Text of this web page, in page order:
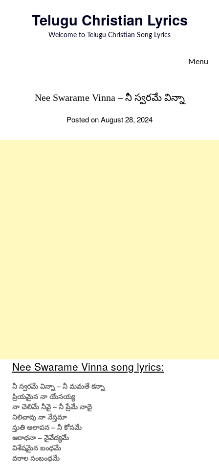
Telugu Christian Lyrics
Welcome to Telugu Christian Song Lyrics
Menu
Nee Swarame Vinna – నీ స్వరమే విన్నా
Posted on August 28, 2024
Nee Swarame Vinna song lyrics:
నీ స్వరమే విన్నా – నీ మమతే కన్నా
ప్రియమైన నా యేసయ్య
నా చెలిమే నీవై – నీ ప్రేమే నాదై
నిలిచావు నా నేస్తమా
స్తుతి ఆలాపన – నీ కోసమే
ఆరాధనా – నైవేద్యమే
విశేషమైన బంధమే
వరాల సంబంధమే